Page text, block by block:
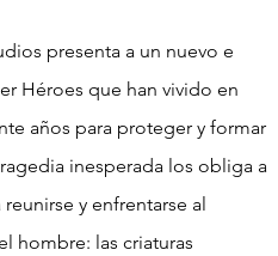
presenta a un nuevo e
Héroes que han vivido en
años para proteger y formar
inesperada los obliga a
y enfrentarse al
hombre: las criaturas